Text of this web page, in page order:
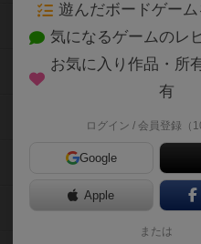
遊んだボードゲー
気になるゲームのレ
お気に入り作品・所
有
ログイン / 会員登録（
Google
Apple
または
ボードゲーム会情報
メカニクス特集
掲示板・トピックス
ボドとも・会員一覧
ボードゲーム業界コラム